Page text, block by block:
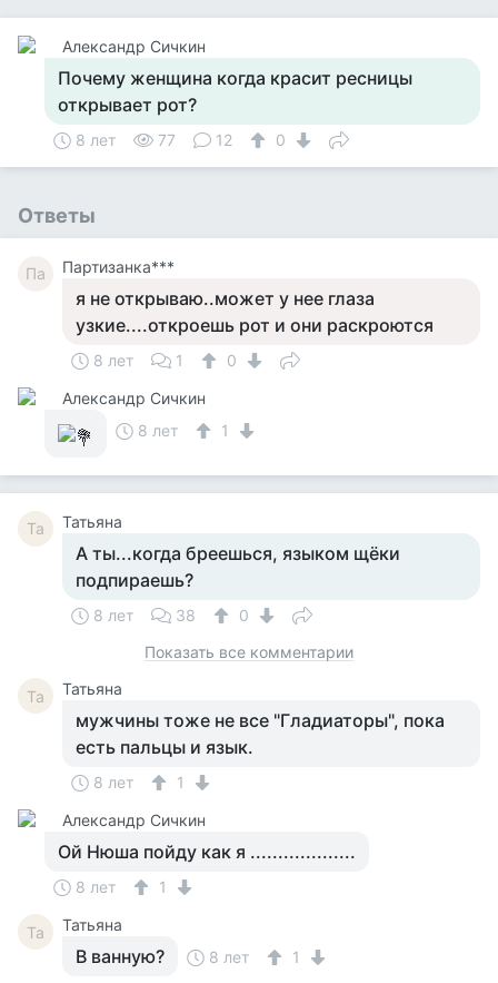
Александр Сичкин
Почему женщина когда красит ресницы
открывает рот?
8 лет 77 12 0
Ответы
Па Партизанка***
я не открываю..может у нее глаза
узкие....откроешь рот и они раскроются
8 лет 1
0
Александр Сичкин
8 лет
1
Та Татьяна
А ты...когда бреешься, языком щёки
подпираешь?
8 лет 38
0
Показать все комментарии
Та Татьяна
мужчины тоже не все "Гладиаторы", пока
есть пальцы и язык.
8 лет
1
Александр Сичкин
Ой Нюша пойду как я ...................
8 лет 1
Та Татьяна
В ванную? 8 лет 1